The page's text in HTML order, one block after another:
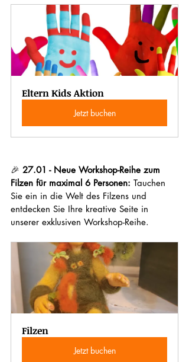
Eltern Kids Aktion
Jetzt buchen
🎉 27.01 - Neue Workshop-Reihe zum
Filzen für maximal 6 Personen: Tauchen
Sie ein in die Welt des Filzens und
entdecken Sie Ihre kreative Seite in
unserer exklusiven Workshop-Reihe.
Filzen
Jetzt buchen